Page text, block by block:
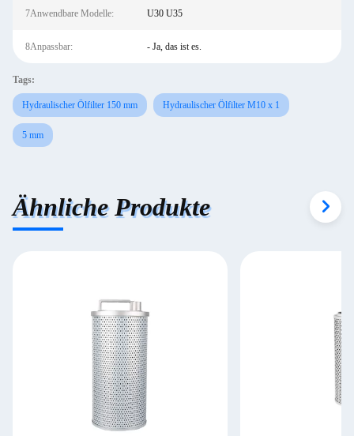
7Anwendbare Modelle: U30 U35
8Anpassbar: - Ja, das ist es.
Tags:
Hydraulischer Ölfilter 150 mm Hydraulischer Ölfilter M10 x 1
5 mm
Ähnliche Produkte